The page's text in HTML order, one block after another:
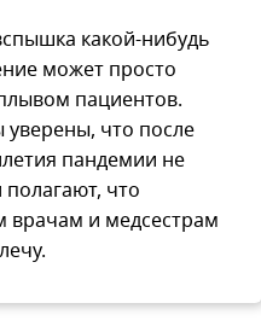
какой-нибудь
может просто
пациентов.
уверены, что после
пандемии не
что
врачам и медсестрам